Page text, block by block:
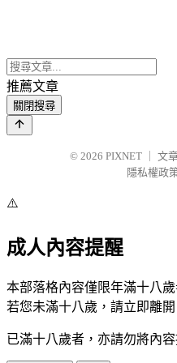
推薦文章
關閉搜尋
© 2026 PIXNET
文
隱私權政
⚠️
成人內容提醒
本部落格內容僅限年滿十八歲
若您未滿十八歲，請立即離開
已滿十八歲者，亦請勿將內